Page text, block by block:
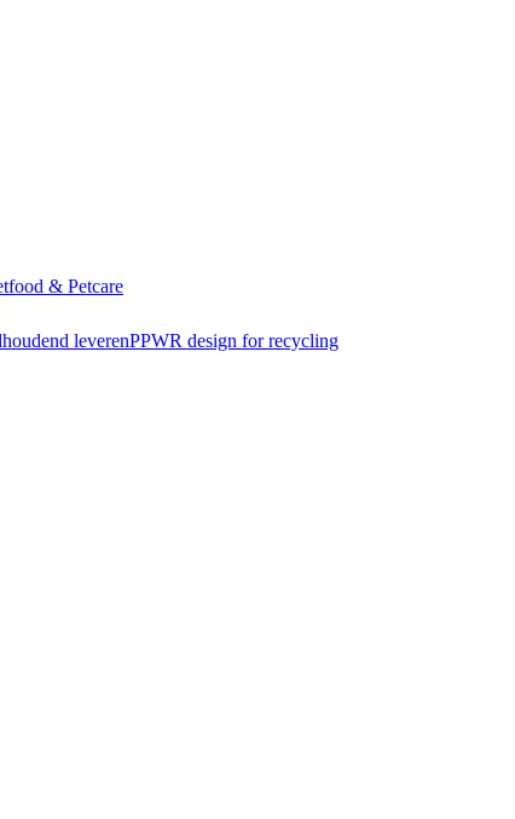
& Petcare
leverenPPWR design for recycling